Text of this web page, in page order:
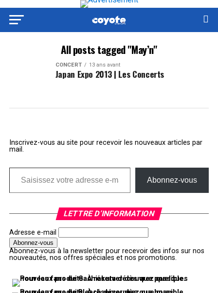
All posts tagged "May’n"
CONCERT 13 ans avant
Japan Expo 2013 | Les Concerts
Inscrivez-vous au site pour recevoir les nouveaux articles par
mail.
Saisissez votre adresse e-mail…
Abonnez-vous
LETTRE D’INFORMATION
Adresse e-mail
Abonnez-vous à la newsletter pour recevoir des infos sur nos
nouveautés, nos offres spéciales et nos promotions.